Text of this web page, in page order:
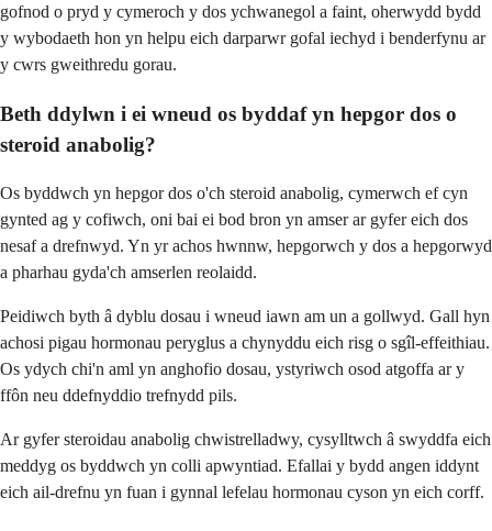
gofnod o pryd y cymeroch y dos ychwanegol a faint, oherwydd bydd
y wybodaeth hon yn helpu eich darparwr gofal iechyd i benderfynu ar
y cwrs gweithredu gorau.
Beth ddylwn i ei wneud os byddaf yn hepgor dos o
steroid anabolig?
Os byddwch yn hepgor dos o'ch steroid anabolig, cymerwch ef cyn
gynted ag y cofiwch, oni bai ei bod bron yn amser ar gyfer eich dos
nesaf a drefnwyd. Yn yr achos hwnnw, hepgorwch y dos a hepgorwyd
a pharhau gyda'ch amserlen reolaidd.
Peidiwch byth â dyblu dosau i wneud iawn am un a gollwyd. Gall hyn
achosi pigau hormonau peryglus a chynyddu eich risg o sgîl-effeithiau.
Os ydych chi'n aml yn anghofio dosau, ystyriwch osod atgoffa ar y
ffôn neu ddefnyddio trefnydd pils.
Ar gyfer steroidau anabolig chwistrelladwy, cysylltwch â swyddfa eich
meddyg os byddwch yn colli apwyntiad. Efallai y bydd angen iddynt
eich ail-drefnu yn fuan i gynnal lefelau hormonau cyson yn eich corff.